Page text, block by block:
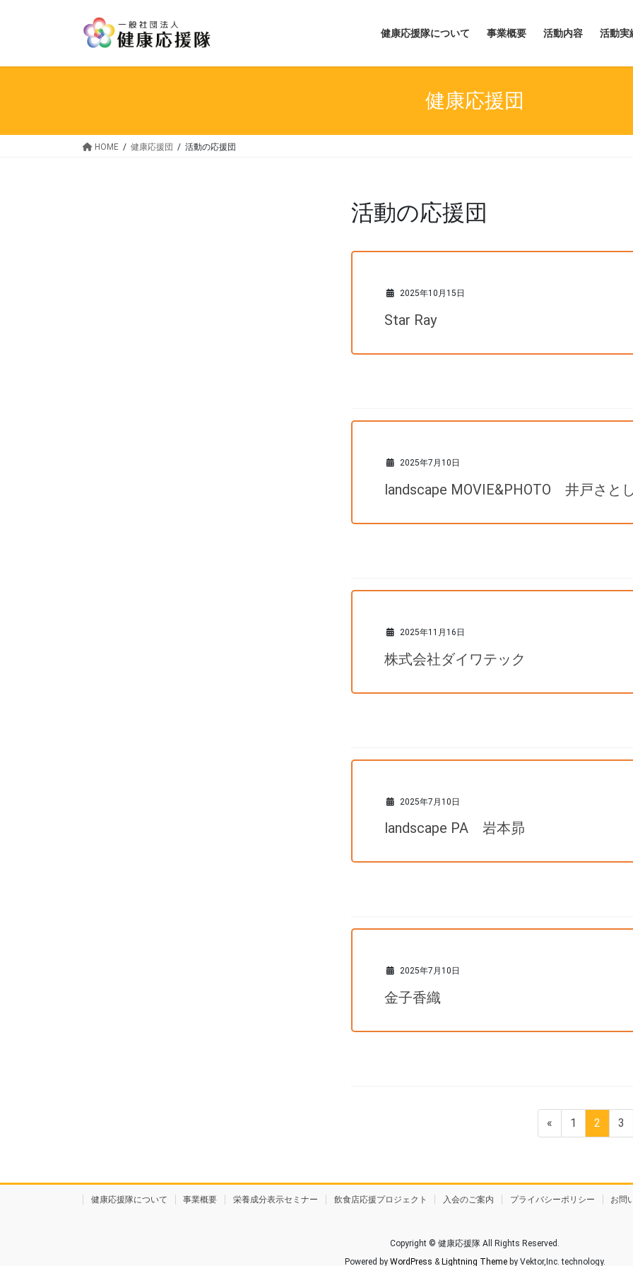
健康応援隊について 事業概要 活動内容 活動実
健康応援団
HOME 健康応援団 活動の応援団
活動の応援団
2025年10月15日
Star Ray
2025年7月10日
landscape MOVIE&PHOTO 井戸さとし
2025年11月16日
株式会社ダイワテック
2025年7月10日
landscape PA 岩本昴
2025年7月10日
金子香織
ビ
ゲ
«
固
定
ジ
1
固
定
ジ
2
固
定
ジ
3
健康応援隊について 事業概要 栄養成分表示セミナー 飲食店応援プロジェクト 入会のご案内 プライバシーポリシー お問
Copyright © 健康応援隊 All Rights Reserved.
Powered by WordPress & Lightning Themeby Vektor,Inc. technology.